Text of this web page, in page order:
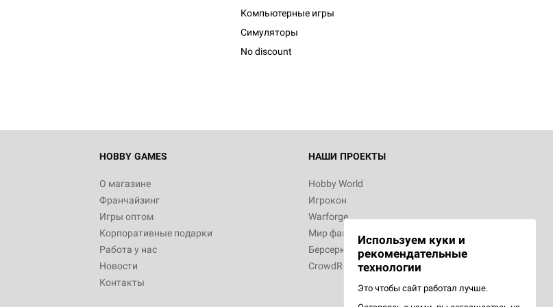
Компьютерные игры
Симуляторы
No discount
HOBBY GAMES
О магазине
Франчайзинг
Игры оптом
Корпоративные подарки
Работа у нас
Новости
Контакты
НАШИ ПРОЕКТЫ
Hobby World
Игрокон
Warforge
Мир фантастики
Берсерк
CrowdRepublic
Используем куки и
рекомендательные
технологии
Это чтобы сайт работал лучше.